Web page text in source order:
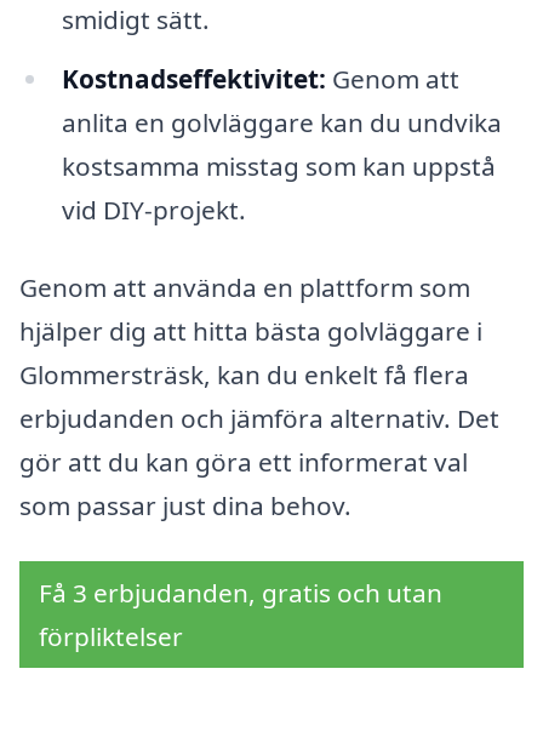
smidigt sätt.
Kostnadseffektivitet: Genom att
anlita en golvläggare kan du undvika
kostsamma misstag som kan uppstå
vid DIY-projekt.
Genom att använda en plattform som
hjälper dig att hitta bästa golvläggare i
Glommersträsk, kan du enkelt få flera
erbjudanden och jämföra alternativ. Det
gör att du kan göra ett informerat val
som passar just dina behov.
Få 3 erbjudanden, gratis och utan
förpliktelser